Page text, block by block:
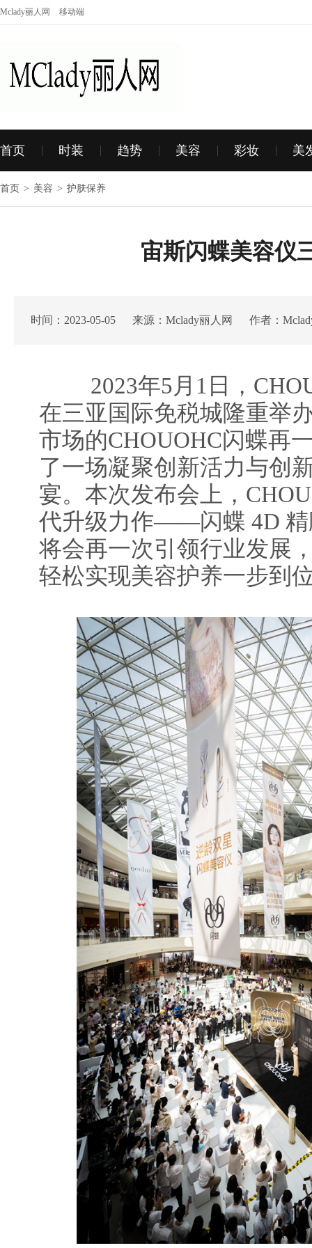
Mclady丽人网 移动端
首页 时装 趋势 美容 彩妆 美
首页 > 美容 > 护肤保养
宙斯闪蝶美容仪
时间：2023-05-05 来源：Mclady丽人网 作者：
2023年5月1日，
在三亚国际免税城隆重举
市场的CHOUOHC闪蝶再
了一场凝聚创新活力与创
宴。本次发布会上，
代升级力作——闪蝶 4D 精
将会再一次引领行业发展
轻松实现美容护养一步到